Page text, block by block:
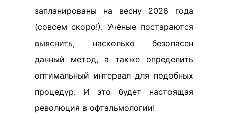
запланированы на весну 2026 года
(совсем скоро!). Учёные постараются
выяснить, насколько безопасен
данный метод, а также определить
оптимальный интервал для подобных
процедур. И это будет настоящая
революция в офтальмологии!